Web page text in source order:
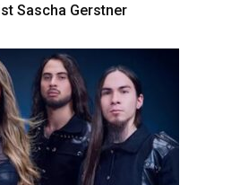
Sascha Gerstner